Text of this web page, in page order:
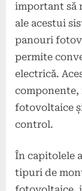
important să
ale acestui
panouri
permite
electrică.
fotovoltaice
control.
În capitolele
tipuri de